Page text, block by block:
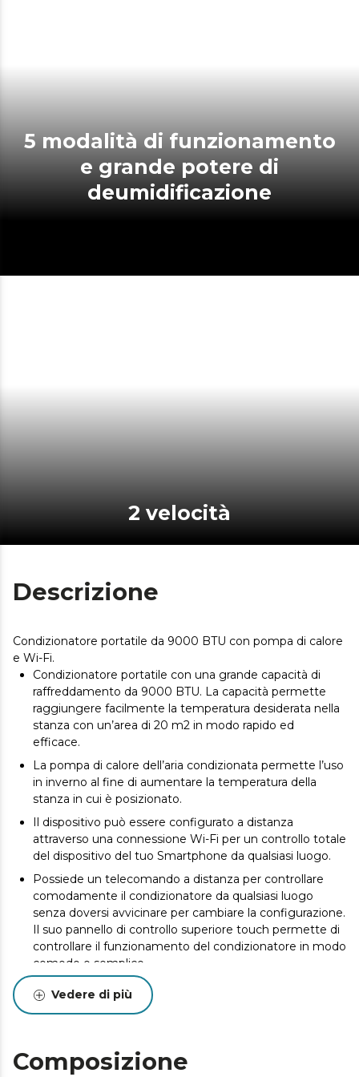
5 modalità di funzionamento
e grande potere di
deumidificazione
2 velocità
Descrizione
Condizionatore portatile da 9000 BTU con pompa di calore
e Wi-Fi.
Condizionatore portatile con una grande capacità di
raffreddamento da 9000 BTU. La capacità permette
raggiungere facilmente la temperatura desiderata nella
stanza con un’area di 20 m2 in modo rapido ed
efficace.
La pompa di calore dell’aria condizionata permette l’uso
in inverno al fine di aumentare la temperatura della
stanza in cui è posizionato.
Il dispositivo può essere configurato a distanza
attraverso una connessione Wi-Fi per un controllo totale
del dispositivo del tuo Smartphone da qualsiasi luogo.
Possiede un telecomando a distanza per controllare
comodamente il condizionatore da qualsiasi luogo
senza doversi avvicinare per cambiare la configurazione.
Il suo pannello di controllo superiore touch permette di
controllare il funzionamento del condizionatore in modo
comodo e semplice.
Il display LED mostra tutte le configurazioni possibili e
quelle in uso in ogni momento al fine di offrire un
funzionamento: modalità Ventilatore, Refrigerazione,
Vedere di più
Composizione